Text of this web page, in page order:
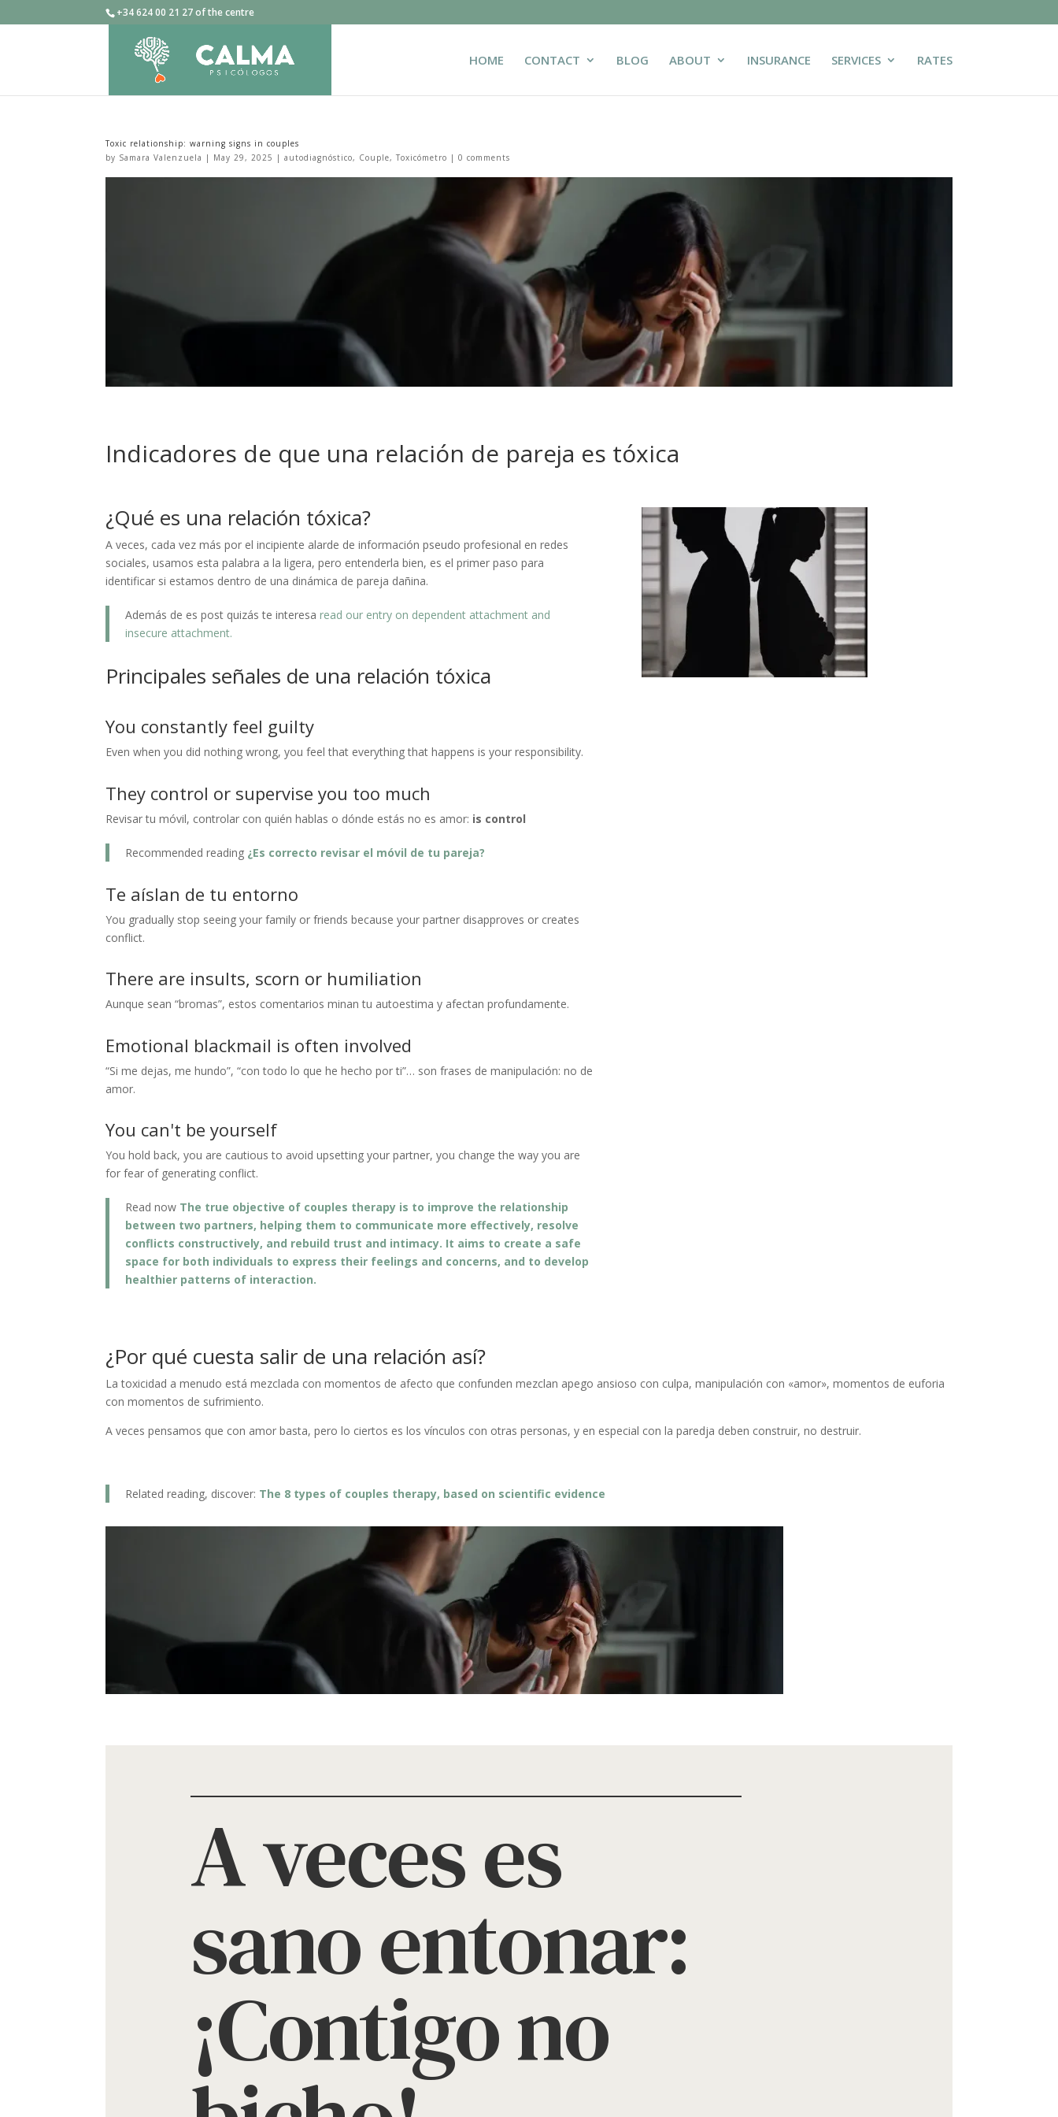
+34 624 00 21 27 of the centre
HOME CONTACT BLOG ABOUT INSURANCE SERVICES RATES
Toxic relationship: warning signs in couples
by Samara Valenzuela | May 29, 2025 |autodiagnóstico, Couple,Toxicómetro |0 comments
Indicadores de que una relación de pareja es tóxica
¿Qué es una relación tóxica?
A veces, cada vez más por el incipiente alarde de información pseudo profesional en redes
sociales, usamos esta palabra a la ligera, pero entenderla bien, es el primer paso para
identificar si estamos dentro de una dinámica de pareja dañina.
Además de es post quizás te interesaread our entry on dependent attachment and
insecure attachment.
Principales señales de una relación tóxica
You constantly feel guilty
Even when you did nothing wrong, you feel that everything that happens is your responsibility.
They control or supervise you too much
Revisar tu móvil, controlar con quién hablas o dónde estás no es amor: is control
Recommended reading ¿Es correcto revisar el móvil de tu pareja?
Te aíslan de tu entorno
You gradually stop seeing your family or friends because your partner disapproves or creates
conflict.
There are insults, scorn or humiliation
Aunque sean “bromas”, estos comentarios minan tu autoestima y afectan profundamente.
Emotional blackmail is often involved
“Si me dejas, me hundo”, “con todo lo que he hecho por ti”… son frases de manipulación: no de
amor.
You can't be yourself
You hold back, you are cautious to avoid upsetting your partner, you change the way you are
for fear of generating conflict.
Read now The true objective of couples therapy is to improve the relationship
between two partners, helping them to communicate more effectively, resolve
conflicts constructively, and rebuild trust and intimacy. It aims to create a safe
space for both individuals to express their feelings and concerns, and to develop
healthier patterns of interaction.
¿Por qué cuesta salir de una relación así?
La toxicidad a menudo está mezclada con momentos de afecto que confunden mezclan apego ansioso con culpa, manipulación con «amor», momentos de euforia
con momentos de sufrimiento.
A veces pensamos que con amor basta, pero lo ciertos es los vínculos con otras personas, y en especial con la paredja deben construir, no destruir.
Related reading, discover: The 8 types of couples therapy, based on scientific evidence
A veces es
sano entonar:
¡Contigo no